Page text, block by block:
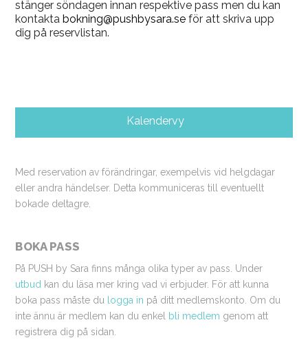
stänger söndagen innan respektive pass men du kan
kontaktabokning@pushbysara.se för att skriva upp
dig på reservlistan.
Kalendervy
Med reservation av förändringar, exempelvis vid helgdagar
eller andra händelser. Detta kommuniceras till eventuellt
bokade deltagre.
BOKA PASS
På PUSH by Sara finns många olika typer av pass. Under
utbud kan du läsa mer kring vad vi erbjuder. För att kunna
boka pass måste du logga in på ditt medlemskonto. Om du
inte ännu är medlem kan du enkel bli medlem genom att
registrera dig på sidan.